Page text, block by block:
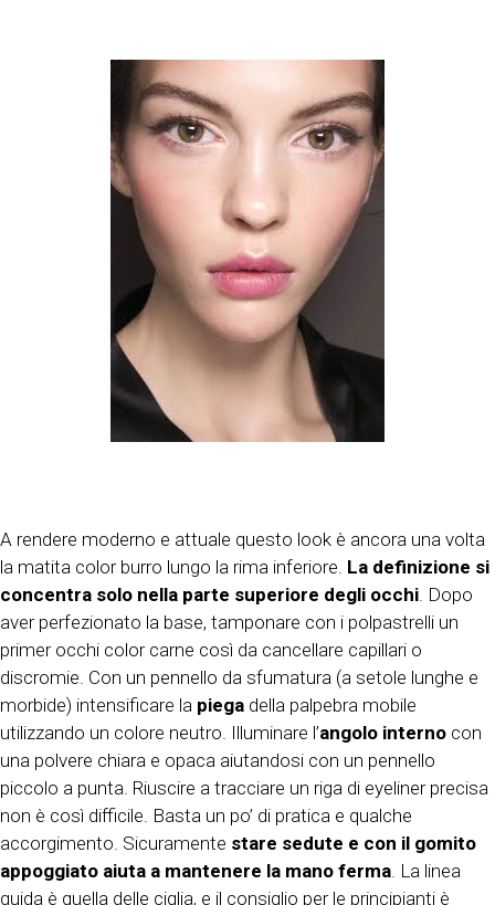
A rendere moderno e attuale questo look è ancora una volta
la matita color burro lungo la rima inferiore. La definizione si
concentra solo nella parte superiore degli occhi. Dopo
aver perfezionato la base, tamponare con i polpastrelli un
primer occhi color carne così da cancellare capillari o
discromie. Con un pennello da sfumatura (a setole lunghe e
morbide) intensificare la piega della palpebra mobile
utilizzando un colore neutro. Illuminare l’angolo interno con
una polvere chiara e opaca aiutandosi con un pennello
piccolo a punta. Riuscire a tracciare un riga di eyeliner precisa
non è così difficile. Basta un po’ di pratica e qualche
accorgimento. Sicuramente stare sedute e con il gomito
appoggiato aiuta a mantenere la mano ferma. La linea
guida è quella delle ciglia, e il consiglio per le principianti è